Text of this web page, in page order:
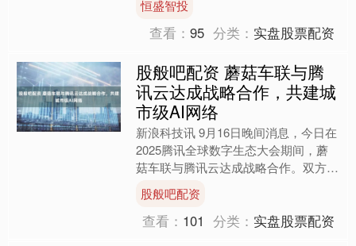
堵"。10 月 ....
恒盛智投
查看：95 分类： 实盘股票配资
股般吧配资 蘑菇车联与腾
讯云达成战略合作，共建城
市级AI网络
新浪科技讯 9月16日晚间消息，今日在
2025腾讯全球数字生态大会期间，蘑
菇车联与腾讯云达成战略合作。双方将
通过云服务、算力等方面的技术合作，
共同打造面向未来的....
股般吧配资
查看： 101 分类： 实盘股票配资